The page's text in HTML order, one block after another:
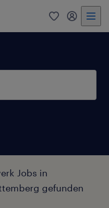
0 Mein
Jobs in
gefunden